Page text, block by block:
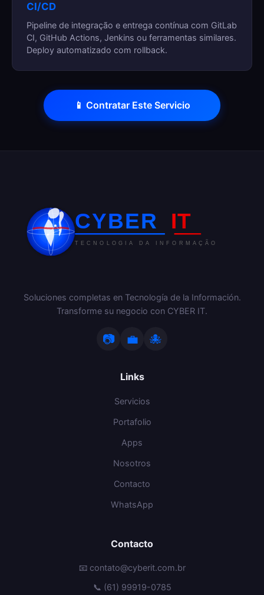
CI/CD
Pipeline de integração e entrega contínua com GitLab
CI, GitHub Actions, Jenkins ou ferramentas similares.
Deploy automatizado com rollback.
📱 Contratar Este Servicio
Soluciones completas en Tecnología de la Información.
Transforme su negocio con CYBER IT.
📷 💼 🐙
Links
Servicios
Portafolio
Apps
Nosotros
Contacto
WhatsApp
Contacto
📧 contato@cyberit.com.br
📞 (61) 99919-0785